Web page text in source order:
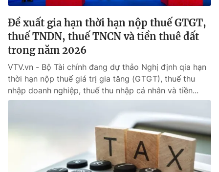
Đề xuất gia hạn thời hạn nộp thuế GTGT,
thuế TNDN, thuế TNCN và tiền thuê đất
trong năm 2026
VTV.vn - Bộ Tài chính đang dự thảo Nghị định qia hạn
thời hạn nộp thuế giá trị gia tăng (GTGT), thuế thu
nhập doanh nghiệp, thuế thu nhập cá nhân và tiền...